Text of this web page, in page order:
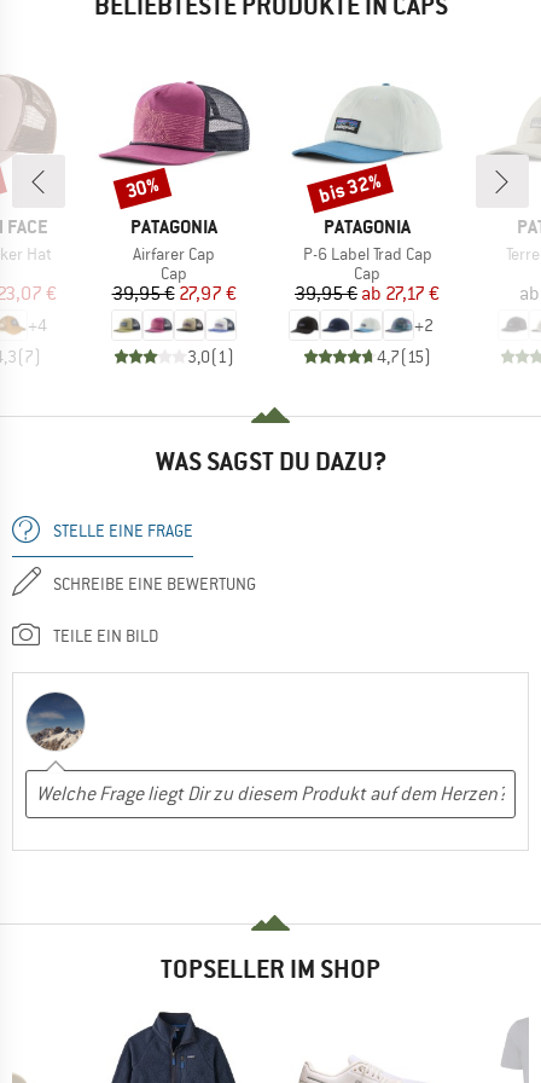
FACE
Hat
Preis
€
+4
(7)
MARKE
PATAGONIA
Artikel
Airfarer Cap
Produktgruppe
Cap
Preis
39,95 €reduzierter Preis
27,97 €
3,0(1)
Rabatt
30%
MARKE
PATAGONIA
Artikel
P-6 Label Trad Cap
Produktgruppe
Cap
Preis
39,95 € reduzierter Preis
ab 27,17 €
+2
4,7(15)
Rabatt
bis 32%
ab
WAS SAGST DU DAZU?
STELLE EINE FRAGE
SCHREIBE EINE BEWERTUNG
TEILE EIN BILD
TOPSELLER IM SHOP